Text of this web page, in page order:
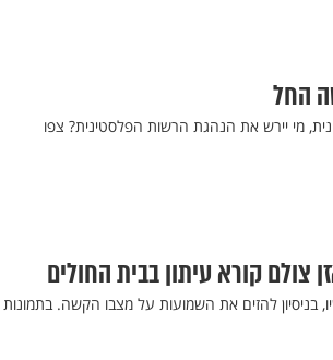
החל
מי יירש את הנהגת הרשות הפלסטינית? צפו
צולם קורא עיתון בבית החולים
בניסיון להזים את השמועות על מצבו הקשה. בתמונות